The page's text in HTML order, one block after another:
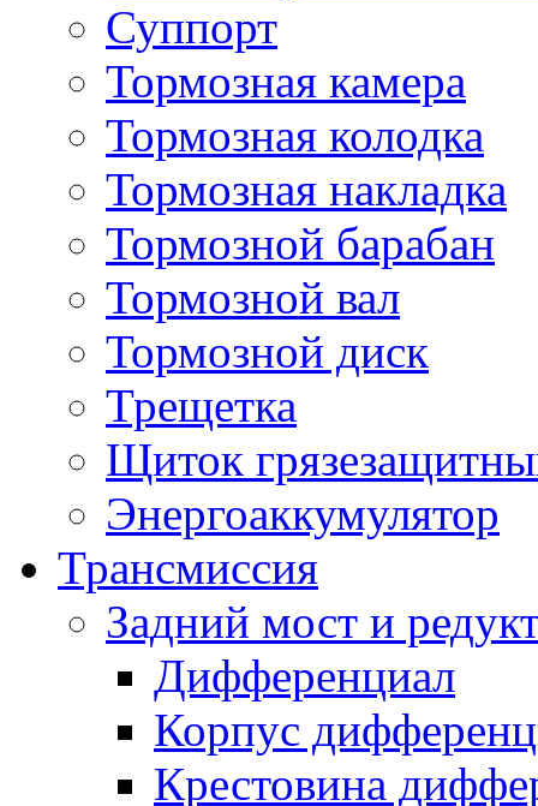
Суппорт
Тормозная камера
Тормозная колодка
Тормозная накладка
Тормозной барабан
Тормозной вал
Тормозной диск
Трещетка
Щиток
Энергоаккумулятор
Трансмиссия
Задний мост и
Дифференциал
Корпус
Крестовина